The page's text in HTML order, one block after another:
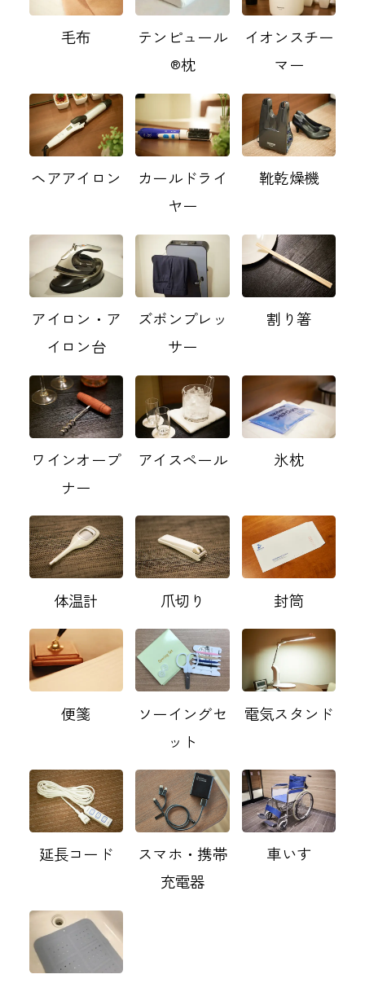
毛布
テンピュール
®枕
イオンスチー
マー
ヘアアイロン
カールドライ
ヤー
靴乾燥機
アイロン・ア
イロン台
ズボンプレッ
サー
割り箸
ワインオープ
ナー
アイスペール 氷枕
体温計 爪切り 封筒
便箋
ソーイングセ
ット
電気スタンド
延長コード
スマホ・携帯
充電器
車いす